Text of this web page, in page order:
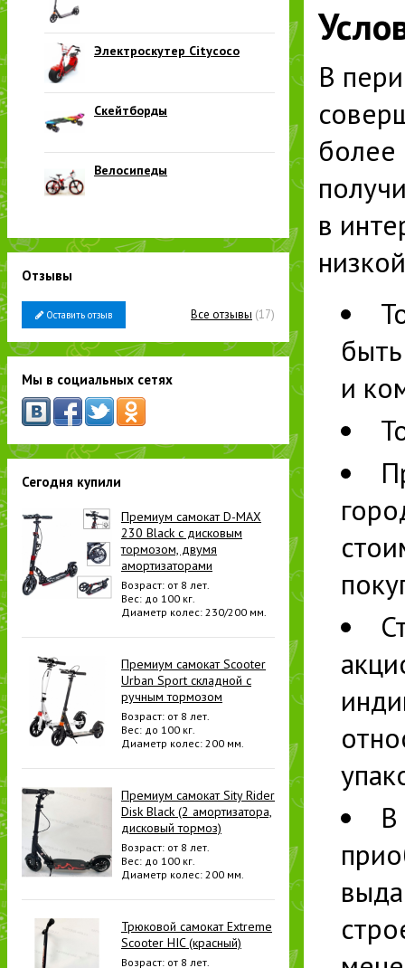
Электроскутер Citycoco
Скейтборды
Велосипеды
Отзывы
Оставить отзыв Все отзывы (17)
Мы в социальных сетях
Сегодня купили
Премиум самокат D-MAX
230 Black с дисковым
тормозом, двумя
амортизаторами
Возраст: от 8 лет.
Вес: до 100 кг.
Диаметр колес: 230/200 мм.
Премиум самокат Scooter
Urban Sport складной с
ручным тормозом
Возраст: от 8 лет.
Вес: до 100 кг.
Диаметр колес: 200 мм.
Премиум самокат Sity Rider
Disk Black (2 амортизатора,
дисковый тормоз)
Возраст: от 8 лет.
Вес: до 100 кг.
Диаметр колес: 200 мм.
Трюковой самокат Extreme
Scooter HIC (красный)
Возраст: от 8 лет.
В
более
в
и